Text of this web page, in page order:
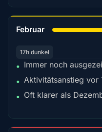
Februar
17h dunkel
• Immer noch
• Aktivitätsanstieg vor
• Oft klarer als